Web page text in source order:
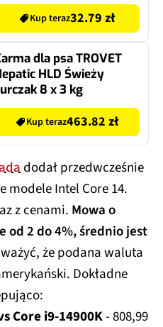
Kup teraz32.79 zł
dla psa TROVET
HLD Świeży
8 x 3 kg
Kup teraz463.82 zł
dodał przedwcześnie
modele Intel Core 14.
z cenami. Mowa o
od 2 do 4%, średnio jest
że podana waluta
Dokładne
Core i9-14900K- 808,99